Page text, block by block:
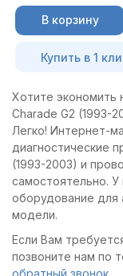
В корзину
Купить в 1
Хотите экономить
Charade G2 (1993-
Легко! Интернет-
диагностические
(1993-2003) и
самостоятельно. У
оборудование для
модели.
Если Вам
позвоните нам по
обратный звонок.